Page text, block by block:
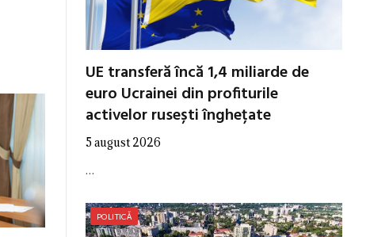
UE transferă încă 1,4 miliarde de
euro Ucrainei din profiturile
activelor rusești înghețate
5 august 2026
…
POLITICĂ